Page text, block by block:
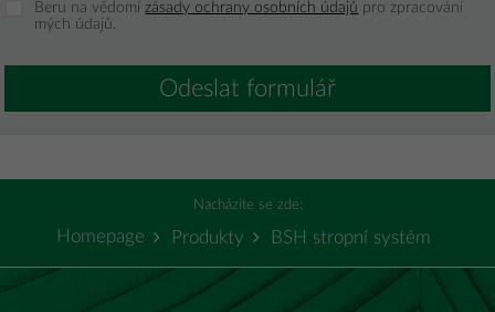
Beru na vědomí zásady ochrany osobních údajů pro zpracování
mých údajů.
Odeslat formulář
Nacházíte se zde:
Homepage Produkty BSH stropní systém